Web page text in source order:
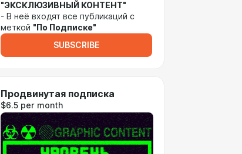
"ЭКСКЛЮЗИВНЫЙ КОНТЕНТ"
- В неё входят все публикаций с
меткой "По Подписке"
SUBSCRIBE
Продвинутая подписка
$6.5 per month